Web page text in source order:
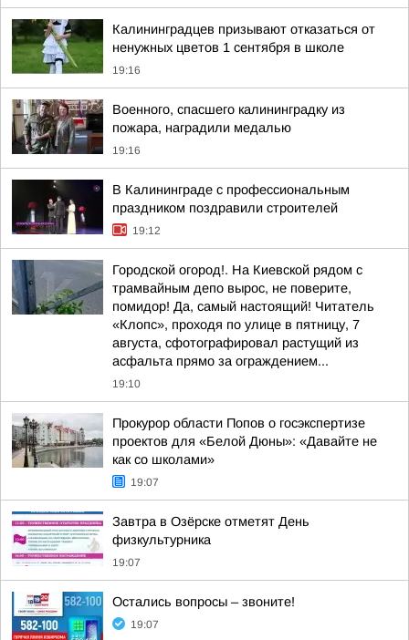
Калининградцев призывают отказаться от
ненужных цветов 1 сентября в школе
19:16
Военного, спасшего калининградку из
пожара, наградили медалью
19:16
В Калининграде с профессиональным
праздником поздравили строителей
19:12
Городской огород!. На Киевской рядом с
трамвайным депо вырос, не поверите,
помидор! Да, самый настоящий! Читатель
«Клопс», проходя по улице в пятницу, 7
августа, сфотографировал растущий из
асфальта прямо за ограждением...
19:10
Прокурор области Попов о госэкспертизе
проектов для «Белой Дюны»: «Давайте не
как со школами»
19:07
Завтра в Озёрске отметят День
физкультурника
19:07
Остались вопросы – звоните!
19:07